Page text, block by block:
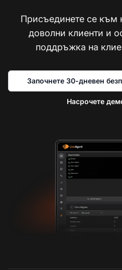
Присъединете се към
доволни клиенти и
поддръжка на
Започнете 30-дневен
Насрочете